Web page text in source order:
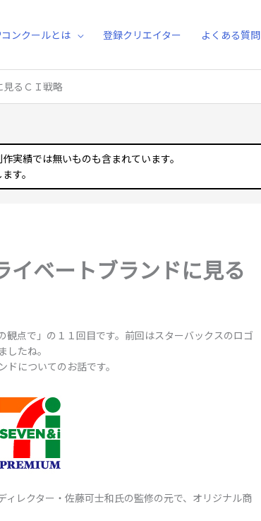
ンクールとは 登録クリエイター よくある質問
るＣＩ戦略
実績では無いものも含まれています。
す。
イベートブランドに見る
観点で」の１１回目です。前回はスターバックスのロゴ
たね。
についてのお話です。
レクター・佐藤可士和氏の監修の元で、オリジナル商